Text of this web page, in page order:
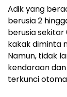
Adik yang
berusia 2
berusia sekitar
kakak diminta
Namun, tidak
kendaraan
terkunci